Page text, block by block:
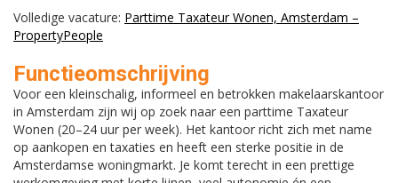
Volledige vacature: Parttime Taxateur Wonen, Amsterdam –
PropertyPeople
Functieomschrijving
Voor een kleinschalig, informeel en betrokken makelaarskantoor
in Amsterdam zijn wij op zoek naar een parttime Taxateur
Wonen (20–24 uur per week). Het kantoor richt zich met name
op aankopen en taxaties en heeft een sterke positie in de
Amsterdamse woningmarkt. Je komt terecht in een prettige